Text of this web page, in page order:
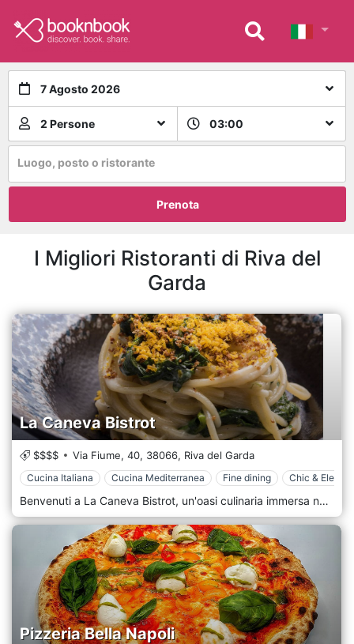
7 Agosto 2026
2 Persone 03:00
Luogo, posto o ristorante
Prenota
I Migliori Ristoranti di Riva del
Garda
La Caneva Bistrot
$$$$ Via Fiume, 40, 38066, Riva del Garda
Cucina Italiana Cucina Mediterranea Fine dining Chic &
Benvenuti a La Caneva Bistrot, un'oasi culinaria immersa nei pittoreschi dintorni di Riva del Garda, in Italia. Situato sulle rive del Lago di Garda, il nostro Bistrot offre un'esperienza culinaria unica dove l'eccellenza culinaria incontra il fascino del lago. Entrate a La Caneva Bistrot e lasciatevi accogliere dall'ambiente caldo e invitante della nostra elegante sala da pranzo. Con il suo arredamento rustico, accoglienti aree salotto e viste mozzafiato sul Lago di Garda, il nostro ristorante offre l'ambiente ideale per un'esperienza culinaria memorabile. A La Caneva Bistrot, abbiamo la passione di mostrare i migliori ingredienti di agricoltori, pescatori e artigiani locali. Il nostro menu riflette il ricco patrimonio culinario della regione, presentando un'allettante gamma di piatti ispirati ai sapori del Nord Italia e del Mediterraneo. Dal pesce fresco pescato nelle acque cristalline del Lago di Garda alla pasta fatta a mano, alle pizze cotte nel forno a legna e alle carni succulente, ogni piatto de La Caneva Bistrot celebra sapore, consistenza e creatività. Completa il tuo pasto con una selezione dalla nostra curata carta dei vini con le migliori varietà provenienti dalle rinomate regioni vinicole italiane.
Pizzeria Bella Napoli